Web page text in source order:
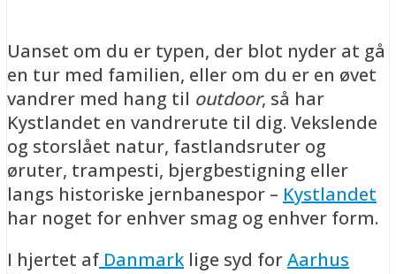
Uanset om du er typen, der blot nyder at gå
en tur med familien, eller om du er en øvet
vandrer med hang til outdoor, så har
Kystlandet en vandrerute til dig. Vekslende
og storslået natur, fastlandsruter og
øruter, trampesti, bjergbestigning eller
langs historiske jernbanespor – Kystlandet
har noget for enhver smag og enhver form.
I hjertet af Danmark lige syd forAarhus